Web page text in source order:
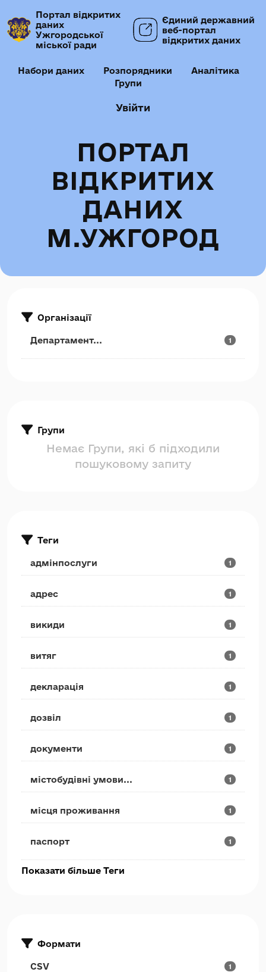
Портал відкритих
даних
Ужгородської
міської ради
Єдиний державний
веб-портал
відкритих даних
Набори даних Розпорядники
Аналітика
Групи
Увійти
ПОРТАЛ
ВІДКРИТИХ
ДАНИХ
М.УЖГОРОД
Організації
Департамент... 1
Групи
Немає Групи, які б підходили
пошуковому запиту
Теги
адмінпослуги 1
адрес 1
викиди 1
витяг 1
декларація 1
дозвіл 1
документи 1
містобудівні умови... 1
місця проживання 1
паспорт 1
Показати більше Теги
Формати
CSV 1